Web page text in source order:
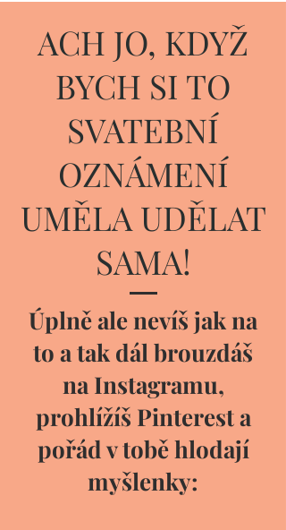
ACH JO, KDYŽ
BYCH SI TO
SVATEBNÍ
OZNÁMENÍ
UMĚLA UDĚLAT
SAMA!
Úplně ale nevíš jak na
to a tak dál brouzdáš
na Instagramu,
prohlížíš Pinterest a
pořád v tobě hlodají
myšlenky: